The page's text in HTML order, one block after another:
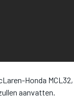
Honda
aanvatten.